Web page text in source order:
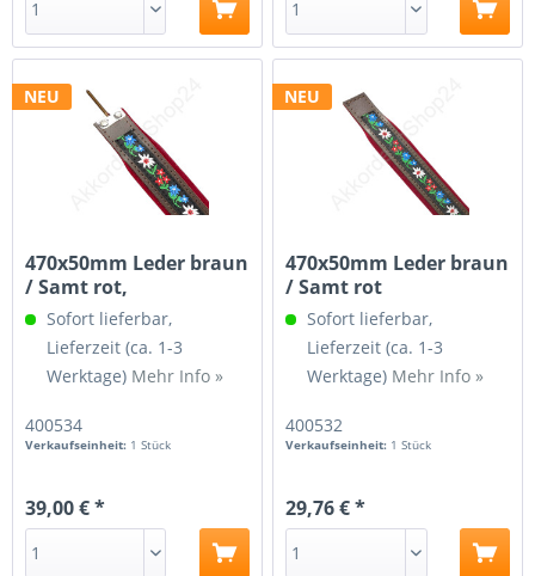
NEU
470x50mm Leder braun
/ Samt rot,
Spindelgewinde...
Sofort lieferbar,
Lieferzeit (ca. 1-3
Werktage) Mehr Info »
400534
Verkaufseinheit: 1 Stück
39,00 € *
NEU
470x50mm Leder braun
/ Samt rot
Sofort lieferbar,
Lieferzeit (ca. 1-3
Werktage) Mehr Info »
400532
Verkaufseinheit: 1 Stück
29,76 € *